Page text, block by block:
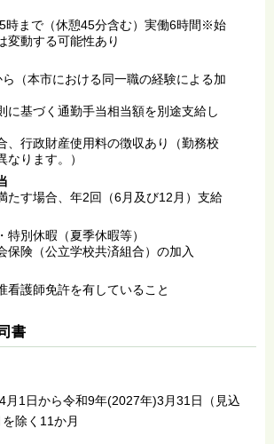
時まで（休憩45分含む）実働6時間※始
変動する可能性あり
（本市における同一職の経験による加
に基づく通勤手当相当額を別途支給し
、行政財産使用料の徴収あり（勤務校
なります。）
たす場合、年2回（6月及び12月）支給
特別休暇（夏季休暇等）
保険（公立学校共済組合）の加入
看護師免許を有していること
書
月1日から令和9年(2027年)3月31日（見込
除く11か月